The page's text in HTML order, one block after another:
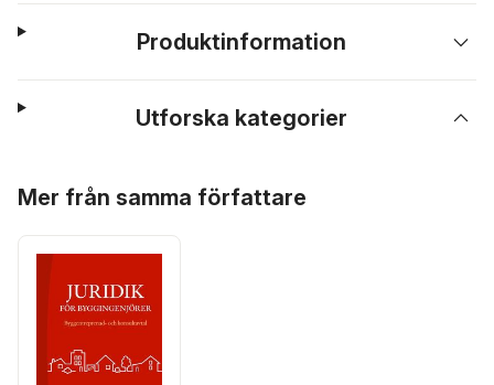
Produktinformation
Utforska kategorier
Mer från samma författare